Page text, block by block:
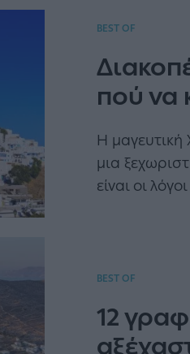
BEST OF
πού να
Η μαγευτική
μια
είναι οι
BEST OF
12